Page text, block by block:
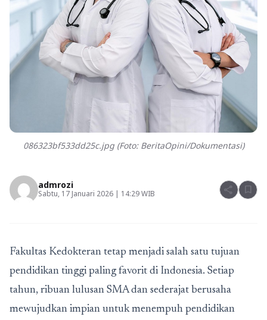
086323bf533dd25c.jpg (Foto: BeritaOpini/Dokumentasi)
admrozi
Sabtu, 17 Januari 2026 | 14:29 WIB share bookmark
Fakultas Kedokteran tetap menjadi salah satu tujuan
pendidikan tinggi paling favorit di Indonesia. Setiap
tahun, ribuan lulusan SMA dan sederajat berusaha
mewujudkan impian untuk menempuh pendidikan